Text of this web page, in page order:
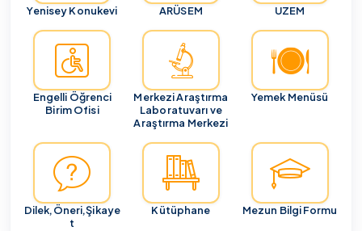
Yenisey Konukevi ARÜSEM UZEM
Engelli Öğrenci
Birim Ofisi
Merkezi Araştırma
Laboratuvarı ve
Araştırma Merkezi
Yemek Menüsü
Dilek,Öneri,Şikaye
t
Kütüphane Mezun Bilgi Formu